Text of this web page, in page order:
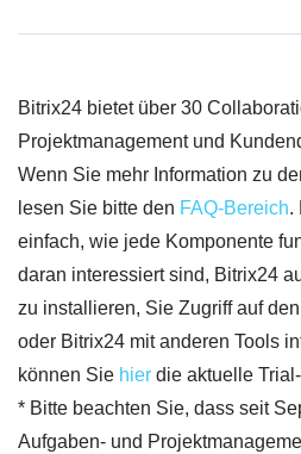
Bitrix24 bietet über 30
Projektmanagement und
Wenn Sie mehr Information zu
lesen Sie bitte den FAQ-Bereich.
einfach, wie jede Komponente
daran interessiert sind, Bitrix24
zu installieren, Sie Zugriff auf
oder Bitrix24 mit anderen Tools
können Sie hier die aktuelle
* Bitte beachten Sie, dass seit
Aufgaben- und